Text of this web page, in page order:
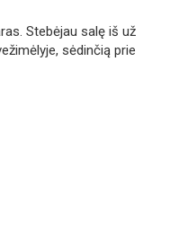
Stebėjau salę iš už
sėdinčią prie